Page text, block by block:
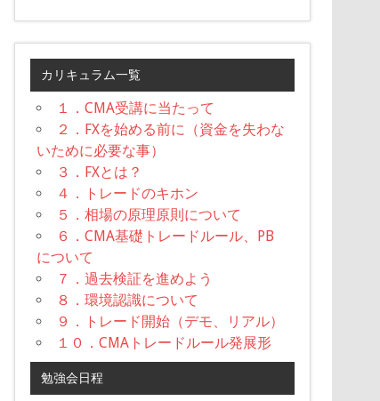
カリキュラム一覧
１．CMA受講に当たって
２．FXを始める前に（資金を失わな
いために必要な事）
３．FXとは？
４．トレードのキホン
５．相場の原理原則について
６．CMA基礎トレードルール、PB
について
７．過去検証を進めよう
８．環境認識について
９．トレード開始（デモ、リアル）
１０．CMAトレードルール発展形
勉強会日程